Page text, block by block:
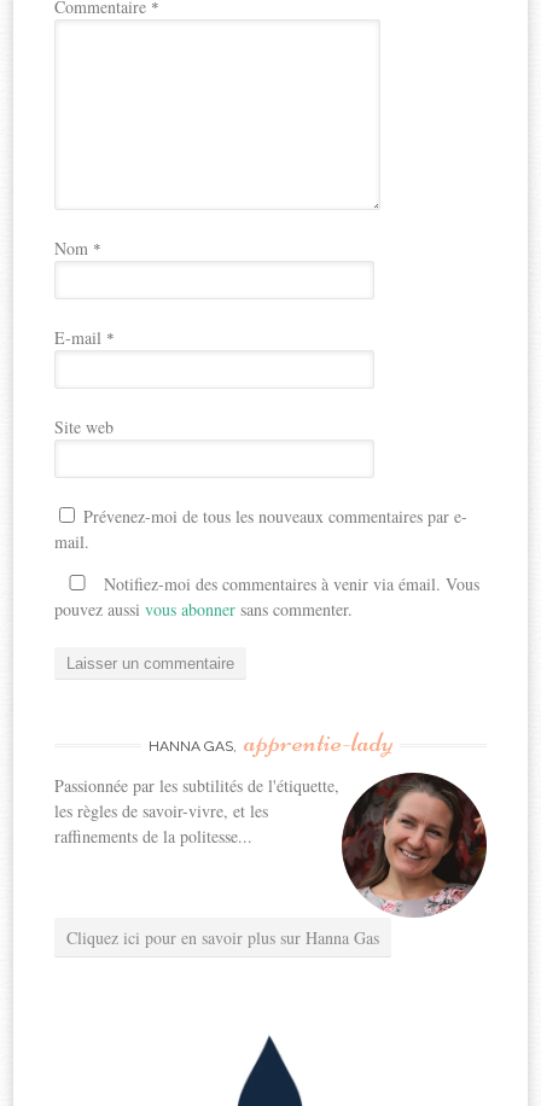
Commentaire *
Nom *
E-mail *
Site web
Prévenez-moi de tous les nouveaux commentaires par e-
mail.
Notifiez-moi des commentaires à venir via émail. Vous
pouvez aussivous abonner sans commenter.
HANNA GAS, apprentie-lady
Passionnée par les subtilités de l'étiquette,
les règles de savoir-vivre, et les
raffinements de la politesse...
Cliquez ici pour en savoir plus sur Hanna Gas